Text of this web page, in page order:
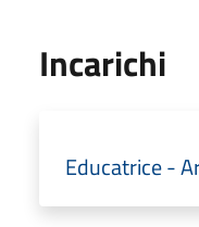
Incarichi
Educatrice -